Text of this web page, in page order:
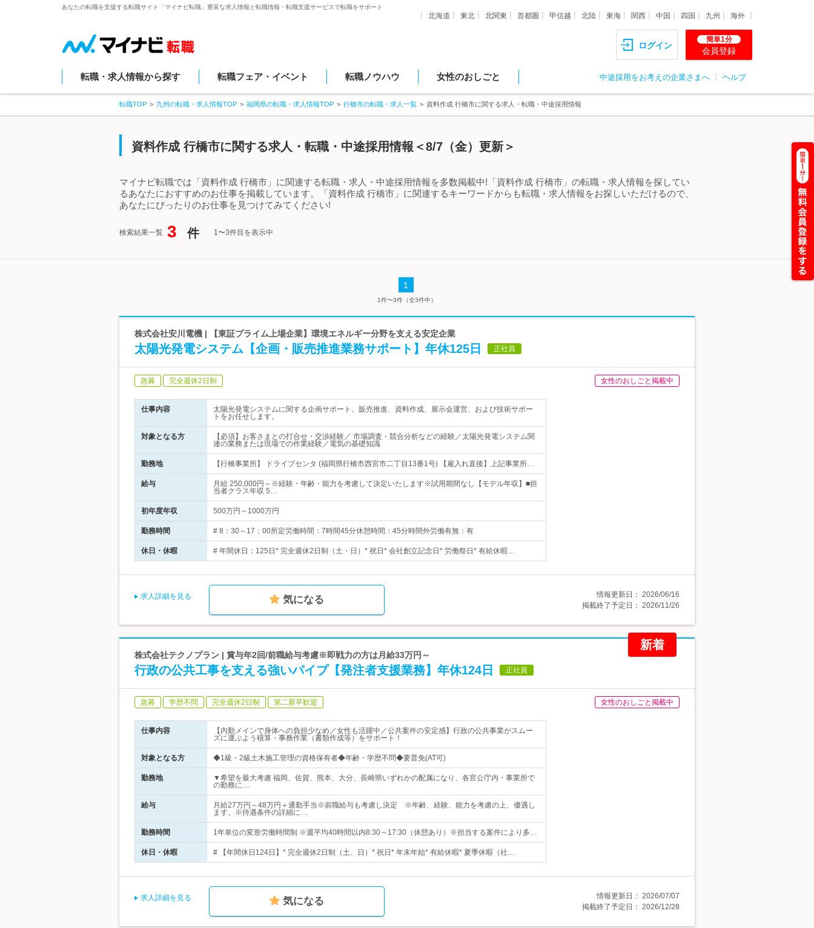
あなたの転職を支援する転職サイト「マイナビ転職」豊富な求人情報と転職情報・転職支援サービスで転職をサポート
北海道 東北 北関東 首都圏 甲信越 北陸 東海 関西 中国 四国 九州 海外
ログイン
簡単1分
会員登録
転職・求人情報から探す 転職フェア・イベント 転職ノウハウ 女性のおしごと 中途採用をお考えの企業さまへ ヘルプ
転職TOP 九州の転職・求人情報TOP 福岡県の転職・求人情報TOP 行橋市の転職・求人一覧 資料作成 行橋市に関する求人・転職・中途採用情報
資料作成 行橋市に関する求人・転職・中途採用情報＜8/7（金）更新＞
マイナビ転職では「資料作成 行橋市」に関連する転職・求人・中途採用情報を多数掲載中!「資料作成 行橋市」の転職・求人情報を探してい
るあなたにおすすめのお仕事を掲載しています。「資料作成 行橋市」に関連するキーワードからも転職・求人情報をお探しいただけるので、
あなたにぴったりのお仕事を見つけてみてください!
検索結果一覧 3 件 1〜3件目を表示中
1
1件〜3件（全3件中）
株式会社安川電機 | 【東証プライム上場企業】環境エネルギー分野を支える安定企業
太陽光発電システム【企画・販売推進業務サポート】年休125日 正社員
急募 完全週休2日制 女性のおしごと掲載中
仕事内容
太陽光発電システムに関する企画サポート、販売推進、資料作成、展示会運営、および技術サポー
トをお任せします。
対象となる方
【必須】お客さまとの打合せ・交渉経験／ 市場調査・競合分析などの経験／太陽光発電システム関
連の業務または現場での作業経験／電気の基礎知識
勤務地 【行橋事業所】 ドライブセンタ (福岡県行橋市西宮市二丁目13番1号) 【雇入れ直後】上記事業所…
給与
月給 250,000円～※経験・年齢・能力を考慮して決定いたします※試用期間なし【モデル年収】■担
当者クラス年収 5…
初年度年収 500万円～1000万円
勤務時間 # 8：30～17：00所定労働時間：7時間45分休憩時間：45分時間外労働有無：有
休日・休暇 # 年間休日：125日* 完全週休2日制（土・日）* 祝日* 会社創立記念日* 労働祭日* 有給休暇…
求人詳細を見る 気になる 情報更新日： 2026/06/16
掲載終了予定日： 2026/11/26
新着
株式会社テクノプラン | 賞与年2回/前職給与考慮※即戦力の方は月給33万円～
行政の公共工事を支える強いパイプ【発注者支援業務】年休124日 正社員
急募 学歴不問 完全週休2日制 第二新卒歓迎 女性のおしごと掲載中
仕事内容
【内勤メインで身体への負担少なめ／女性も活躍中／公共案件の安定感】行政の公共事業がスムー
ズに運ぶよう積算・事務作業（書類作成等）をサポート！
対象となる方 ◆1級・2級土木施工管理の資格保有者◆年齢・学歴不問◆要普免(AT可)
勤務地
▼希望を最大考慮 福岡、佐賀、熊本、大分、長崎県いずれかの配属になり、各官公庁内・事業所で
の勤務に…
給与
月給27万円～48万円＋通勤手当※前職給与も考慮し決定 ※年齢、経験、能力を考慮の上、優遇し
ます。※待遇条件の詳細に…
勤務時間 1年単位の変形労働時間制 ※週平均40時間以内8:30～17:30（休憩あり）※担当する案件により多…
休日・休暇 # 【年間休日124日】* 完全週休2日制（土、日）* 祝日* 年末年始* 有給休暇* 夏季休暇（社…
求人詳細を見る 気になる 情報更新日： 2026/07/07
掲載終了予定日： 2026/12/28